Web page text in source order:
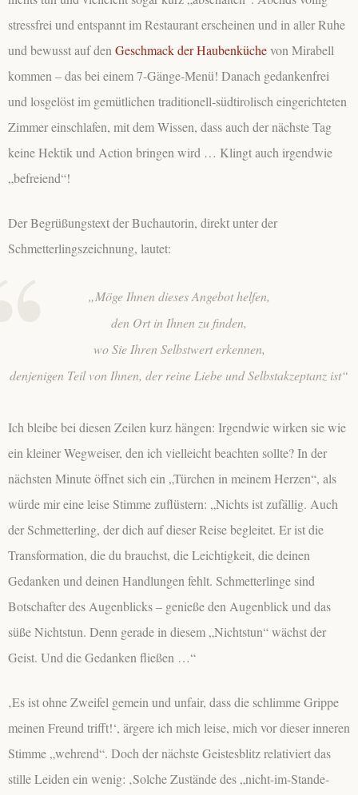
stressfrei und entspannt im Restaurant erscheinen und in aller Ruhe
und bewusst auf den Geschmack der Haubenküchevon Mirabell
kommen – das bei einem 7-Gänge-Menü! Danach gedankenfrei
und losgelöst im gemütlichen traditionell-südtirolisch eingerichteten
Zimmer einschlafen, mit dem Wissen, dass auch der nächste Tag
keine Hektik und Action bringen wird … Klingt auch irgendwie
„befreiend“!
Der Begrüßungstext der Buchautorin, direkt unter der
Schmetterlingszeichnung, lautet:
„Möge Ihnen dieses Angebot helfen,
den Ort in Ihnen zu finden,
wo Sie Ihren Selbstwert erkennen,
denjenigen Teil von Ihnen, der reine Liebe und Selbstakzeptanz ist“
Ich bleibe bei diesen Zeilen kurz hängen: Irgendwie wirken sie wie
ein kleiner Wegweiser, den ich vielleicht beachten sollte? In der
nächsten Minute öffnet sich ein „Türchen in meinem Herzen“, als
würde mir eine leise Stimme zuflüstern: „Nichts ist zufällig. Auch
der Schmetterling, der dich auf dieser Reise begleitet. Er ist die
Transformation, die du brauchst, die Leichtigkeit, die deinen
Gedanken und deinen Handlungen fehlt. Schmetterlinge sind
Botschafter des Augenblicks – genieße den Augenblick und das
süße Nichtstun. Denn gerade in diesem „Nichtstun“ wächst der
Geist. Und die Gedanken fließen …“
‚Es ist ohne Zweifel gemein und unfair, dass die schlimme Grippe
meinen Freund trifft!‘, ärgere ich mich leise, mich vor dieser inneren
Stimme „wehrend“. Doch der nächste Geistesblitz relativiert das
stille Leiden ein wenig: ‚Solche Zustände des „nicht-im-Stande-